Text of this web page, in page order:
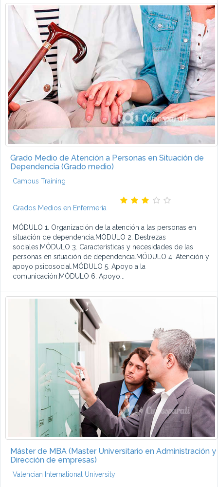
Grado Medio de Atención a Personas en Situación de
Dependencia (Grado medio)
Campus Training
Grados Medios en Enfermería
MÓDULO 1. Organización de la atención a las personas en
situación de dependencia.MÓDULO 2. Destrezas
sociales.MÓDULO 3. Características y necesidades de las
personas en situación de dependencia.MÓDULO 4. Atención y
apoyo psicosocial.MÓDULO 5. Apoyo a la
comunicación.MÓDULO 6. Apoyo...
Máster de MBA (Master Universitario en Administración y
Dirección de empresas)
Valencian International University